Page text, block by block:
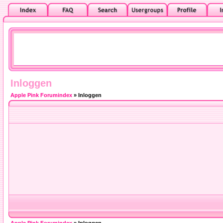
Inloggen
Apple Pink Forumindex » Inloggen